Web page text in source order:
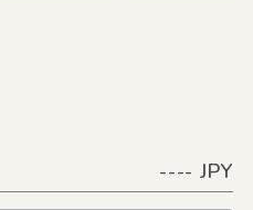
---- JPY